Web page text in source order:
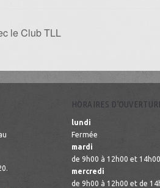
le Club TLL
HORAIRES
lundi
Fermée
mardi
de 9h00 à 12h00 et
mercredi
de 9h00 à 12h00 et de